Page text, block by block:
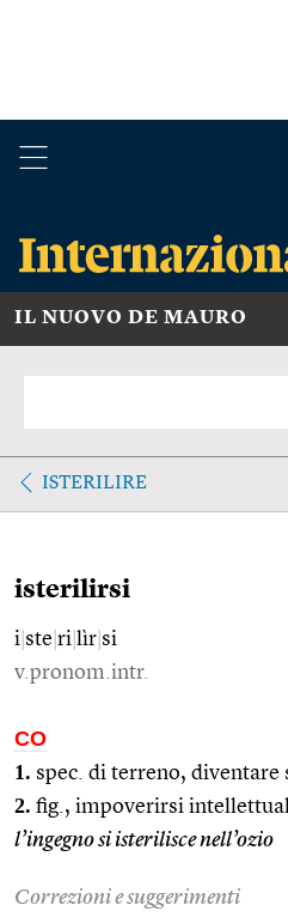
IL NUOVO DE MAURO
ISTERILIRE
isterilirsi
i ste ri lìr si
v.pronom.intr.
CO
1. spec. di terreno,
2. fig., impoverirsi
l’ingegno si isterilisce nell’ozio
Correzioni e suggerimenti